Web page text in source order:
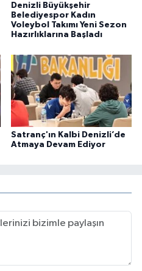
Denizli Büyükşehir
Belediyespor Kadın
Voleybol Takımı Yeni Sezon
Hazırlıklarına Başladı
Satranç'ın Kalbi Denizli’de
Atmaya Devam Ediyor